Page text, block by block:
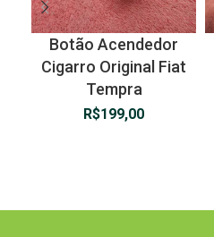
Botão Acendedor
Cigarro Original Fiat
Tempra
R$199,00